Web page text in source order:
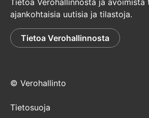
ajankohtaisia uutisia ja tilastoja.
Tietoa Verohallinnosta
© Verohallinto
Tietosuoja